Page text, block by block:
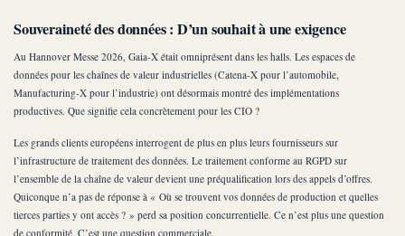
Souveraineté des données : D’un souhait à une exigence
Au Hannover Messe 2026, Gaia-X était omniprésent dans les halls. Les espaces de
données pour les chaînes de valeur industrielles (Catena-X pour l’automobile,
Manufacturing-X pour l’industrie) ont désormais montré des implémentations
productives. Que signifie cela concrètement pour les CIO ?
Les grands clients européens interrogent de plus en plus leurs fournisseurs sur
l’infrastructure de traitement des données. Le traitement conforme au RGPD sur
l’ensemble de la chaîne de valeur devient une préqualification lors des appels d’offres.
Quiconque n’a pas de réponse à « Où se trouvent vos données de production et quelles
tierces parties y ont accès ? » perd sa position concurrentielle. Ce n’est plus une question
de conformité. C’est une question commerciale.